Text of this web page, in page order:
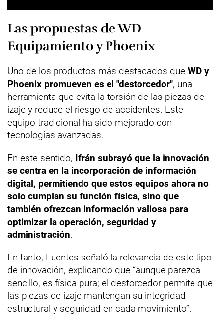
Las propuestas de WD
Equipamiento y Phoenix
Uno de los productos más destacados que WD y
Phoenix promueven es el "destorcedor", una
herramienta que evita la torsión de las piezas de
izaje y reduce el riesgo de accidentes. Este
equipo tradicional ha sido mejorado con
tecnologías avanzadas.
En este sentido, Ifrán subrayó que la innovación
se centra en la incorporación de información
digital, permitiendo que estos equipos ahora no
solo cumplan su función física, sino que
también ofrezcan información valiosa para
optimizar la operación, seguridad y
administración.
En tanto, Fuentes señaló la relevancia de este tipo
de innovación, explicando que “aunque parezca
sencillo, es física pura; el destorcedor permite que
las piezas de izaje mantengan su integridad
estructural y seguridad en cada movimiento”.